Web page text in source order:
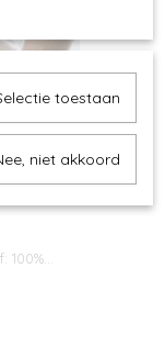
toestaan
niet akkoord